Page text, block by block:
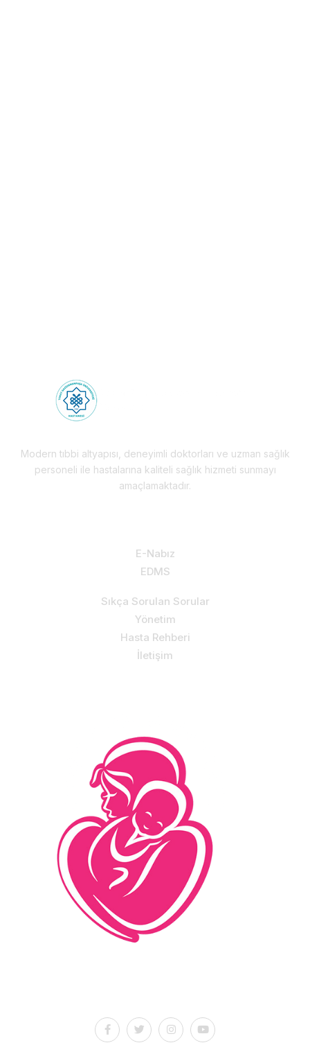
Modern tıbbi altyapısı, deneyimli doktorları ve uzman sağlık
personeli ile hastalarına kaliteli sağlık hizmeti sunmayı
amaçlamaktadır.
E-Nabız
EDMS
Sıkça Sorulan Sorular
Yönetim
Hasta Rehberi
İletişim